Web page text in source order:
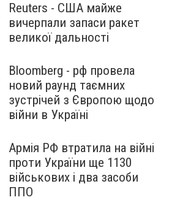
Reuters - США майже
вичерпали запаси ракет
великої дальності
Bloomberg - рф провела
новий раунд таємних
зустрічей з Європою щодо
війни в Україні
Армія РФ втратила на війні
проти України ще 1130
військових і два засоби
ППО